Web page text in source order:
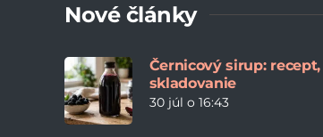
Nové články
Černicový sirup:
skladovanie
30 júl o 16:43